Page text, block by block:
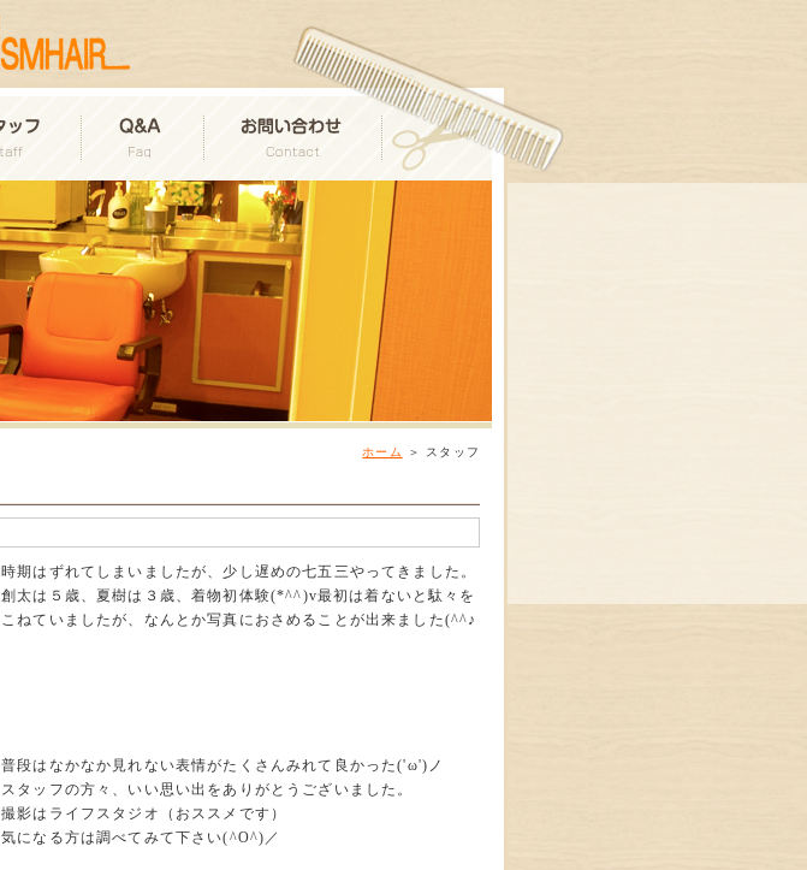
ホーム ＞ スタッフ
時期はずれてしまいましたが、少し遅めの七五三やってきました。
創太は５歳、夏樹は３歳、着物初体験(*^^)v最初は着ないと駄々を
こねていましたが、なんとか写真におさめることが出来ました(^^♪
普段はなかなか見れない表情がたくさんみれて良かった('ω')ノ
スタッフの方々、いい思い出をありがとうございました。
撮影はライフスタジオ（おススメです）
気になる方は調べてみて下さい(^O^)／